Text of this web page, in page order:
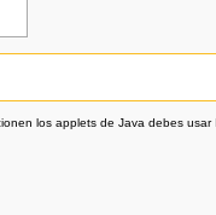
los applets de Java debes